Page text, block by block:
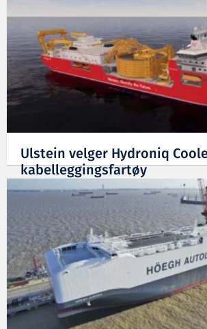
Ulstein velger Hydroniq
kabelleggingsfartøy